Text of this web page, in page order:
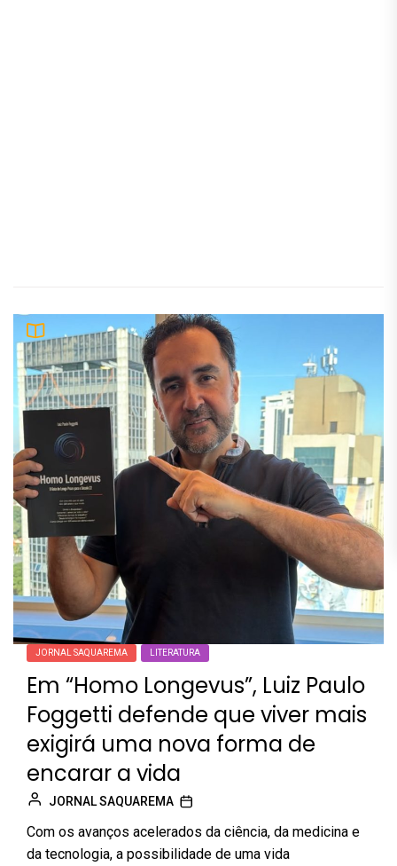
JORNAL SAQUAREMA LITERATURA
Em “Homo Longevus”, Luiz Paulo
Foggetti defende que viver mais
exigirá uma nova forma de
encarar a vida
JORNAL SAQUAREMA
Com os avanços acelerados da ciência, da medicina e
da tecnologia, a possibilidade de uma vida